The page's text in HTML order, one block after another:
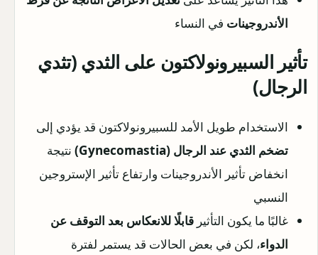
الأندروجينات في النساء
تأثير السبيرونولاكتون على الثدي (تثدي
الرجال)
الاستخدام طويل الأمد للسبيرونولاكتون قد يؤدي إلى
تضخم الثدي عند الرجال (Gynecomastia)
نتيجة
انخفاض تأثير الأندروجينات وارتفاع تأثير الإستروجين
النسبي
غالبًا ما يكون التأثير قابلًا للانعكاس بعد التوقف عن
الدواء، لكن في بعض الحالات قد يستمر لفترة